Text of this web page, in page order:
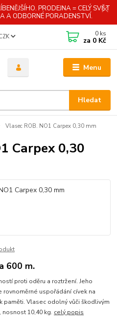
PRODEJNA = CELÝ SVĚT
A ODBORNÉ PORADENSTVÍ.
Menu
Hledat
0 ks
za 0 Kč
Vlasec ROB. NO1 Carpex 0,30 mm
Carpex 0,30
600 m.
proti oděru a roztržení. Jeho
rovnoměrné uspořádání cívek na
paměti. Vlasec odolný vůči škodlivým
nosnost 10,40 kg. celý popis